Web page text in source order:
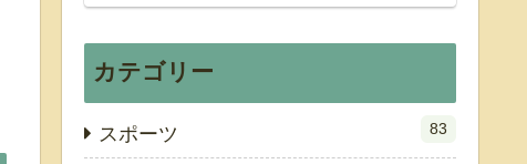
カテゴリー
スポーツ 83